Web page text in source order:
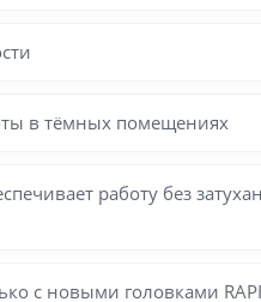
в тёмных помещениях
работу без
с новыми головками